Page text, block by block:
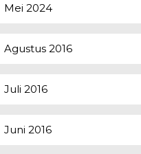
Mei 2024
Agustus 2016
Juli 2016
Juni 2016